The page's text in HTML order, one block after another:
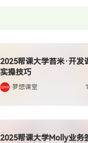
2025帮课大学苔米·开发
实操技巧
梦想课堂
2025帮课大学Molly业务